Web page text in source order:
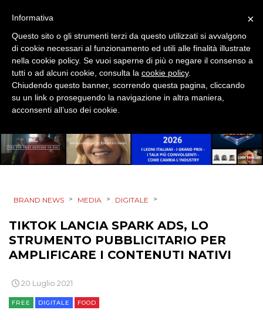
ESTERNA
RADIO / AUDIO
TV
DATI
NORMATIVE
BRAND NEWS > MEDIA > DIGITALE >
TIKTOK LANCIA SPARK ADS, LO
STRUMENTO PUBBLICITARIO PER
AMPLIFICARE I CONTENUTI NATIVI
20 Luglio 2021
FREE DIGITALE FOOD
×
Informativa
Questo sito o gli strumenti terzi da questo utilizzati si avvalgono
di cookie necessari al funzionamento ed utili alle finalità illustrate
nella cookie policy. Se vuoi saperne di più o negare il consenso a
tutti o ad alcuni cookie, consulta la cookie policy.
Chiudendo questo banner, scorrendo questa pagina, cliccando
su un link o proseguendo la navigazione in altra maniera,
acconsenti all’uso dei cookie.